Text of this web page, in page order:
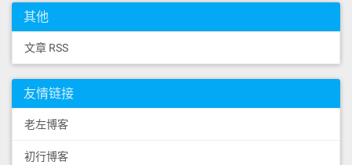
其他
文章 RSS
友情链接
老左博客
初行博客